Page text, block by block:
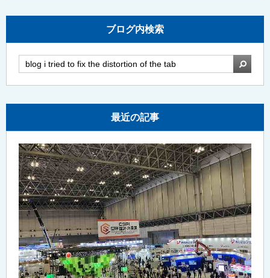
ブログ内検索
検索
最近の記事